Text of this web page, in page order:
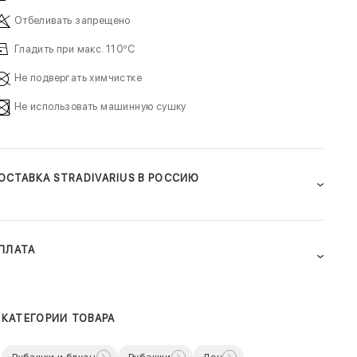
Отбеливать запрещено
Гладить при макс. 110ºC
Не подвергать химчистке
Не использовать машинную сушку
STRADIVARIUS В РОССИЮ
КАТЕГОРИИ ТОВАРА